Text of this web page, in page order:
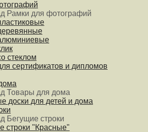
Рамки для фотографий
стеклом
сертификатов и дипломов
Товары для дома
доски для детей и дома
Бегущие строки
строки "Красные"